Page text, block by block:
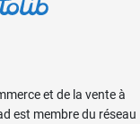
et de la vente à
est membre du réseau